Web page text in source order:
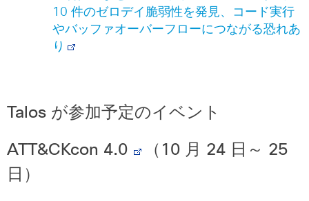
10 件のゼロデイ脆弱性を発見、コード実行
やバッファオーバーフローにつながる恐れあ
り
Talos が参加予定のイベント
ATT&CKcon 4.0 （ 10 月 24 日～ 25
日）